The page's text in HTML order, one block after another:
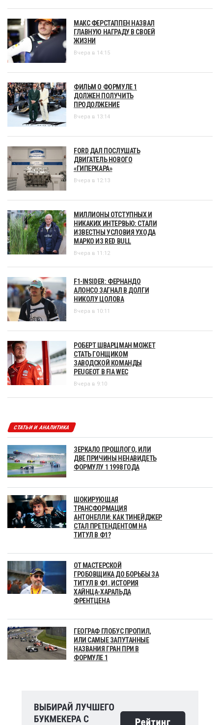
МАКС ФЕРСТАППЕН НАЗВАЛ
ГЛАВНУЮ НАГРАДУ В СВОЕЙ
ЖИЗНИ
Вчера в 14:15
ФИЛЬМ О ФОРМУЛЕ 1
ДОЛЖЕН ПОЛУЧИТЬ
ПРОДОЛЖЕНИЕ
Вчера в 13:14
FORD ДАЛ ПОСЛУШАТЬ
ДВИГАТЕЛЬ НОВОГО
«ГИПЕРКАРА»
Вчера в 12:13
МИЛЛИОНЫ ОТСТУПНЫХ И
НИКАКИХ ИНТЕРВЬЮ: СТАЛИ
ИЗВЕСТНЫ УСЛОВИЯ УХОДА
МАРКО ИЗ RED BULL
Вчера в 11:12
F1-INSIDER: ФЕРНАНДО
АЛОНСО ЗАГНАЛ В ДОЛГИ
НИКОЛУ ЦОЛОВА
Вчера в 10:11
РОБЕРТ ШВАРЦМАН МОЖЕТ
СТАТЬ ГОНЩИКОМ
ЗАВОДСКОЙ КОМАНДЫ
PEUGEOT В FIA WEC
Вчера в 9:10
СТАТЬИ И АНАЛИТИКА
ЗЕРКАЛО ПРОШЛОГО, ИЛИ
ДВЕ ПРИЧИНЫ НЕНАВИДЕТЬ
ФОРМУЛУ 1 1998 ГОДА
ШОКИРУЮЩАЯ
ТРАНСФОРМАЦИЯ
АНТОНЕЛЛИ: КАК ТИНЕЙДЖЕР
СТАЛ ПРЕТЕНДЕНТОМ НА
ТИТУЛ В Ф1?
ОТ МАСТЕРСКОЙ
ГРОБОВЩИКА ДО БОРЬБЫ ЗА
ТИТУЛ В Ф1. ИСТОРИЯ
ХАЙНЦА-ХАРАЛЬДА
ФРЕНТЦЕНА
ГЕОГРАФ ГЛОБУС ПРОПИЛ,
ИЛИ САМЫЕ ЗАПУТАННЫЕ
НАЗВАНИЯ ГРАН ПРИ В
ФОРМУЛЕ 1